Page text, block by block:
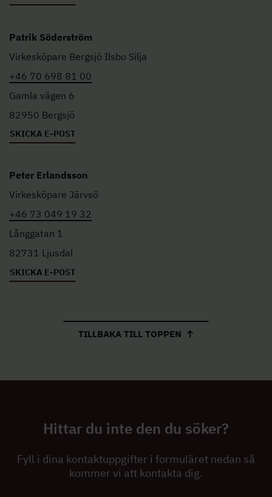
Patrik Söderström
Virkesköpare Bergsjö Ilsbo Silja
+46 70 698 81 00
Gamla vägen 6
82950 Bergsjö
SKICKA E-POST
Peter Erlandsson
Virkesköpare Järvsö
+46 73 049 19 32
Långgatan 1
82731 Ljusdal
SKICKA E-POST
TILLBAKA TILL TOPPEN
Hittar du inte den du söker?
Fyll i dina kontaktuppgifter i formuläret nedan så
kommer vi att kontakta dig.